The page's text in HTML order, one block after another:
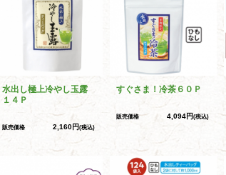
水出し極上冷やし玉露
１４Ｐ
販売価格 2,160円(税込)
すぐさま！冷茶６０Ｐ
販売価格 4,094円(税込)